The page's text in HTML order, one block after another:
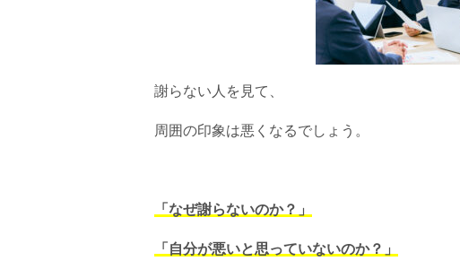
謝らない人を見て、
周囲の印象は悪くなるでしょう。
「なぜ謝らないのか？」
「自分が悪いと思っていないのか？」